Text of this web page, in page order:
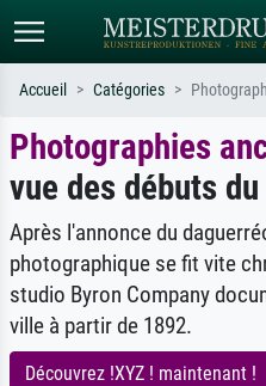
Recherche standard
Recherchez par artiste, titre ou style –
ex. Monet, Nuit étoilée,
impressionnisme, vague de Hokusai,
nu.
Accueil Catégories
Photographies
vue des débuts
Après l'annonce du
photographique se fit vite
studio Byron Company
ville à partir de 1892.
Découvrez !XYZ ! maintenant !